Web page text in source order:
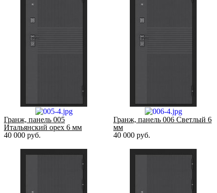
Гранж, панель 005
Итальянский орех 6 мм
40 000 руб.
Гранж, панель 006 Светлый 6
мм
40 000 руб.